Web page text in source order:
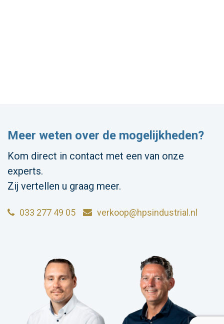
Meer weten over de mogelijkheden?
Kom direct in contact met een van onze
experts.
Zij vertellen u graag meer.
033 277 49 05 verkoop@hpsindustrial.nl